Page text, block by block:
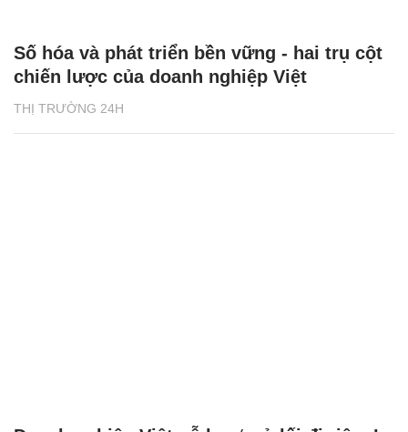
THỊ TRƯỜNG 24H
Số hóa và phát triển bền vững - hai trụ cột
chiến lược của doanh nghiệp Việt